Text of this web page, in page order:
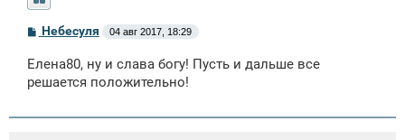
С
б
щ
и
Небесуля 04 авг 2017, 18:29
Елена80, ну и слава богу! Пусть и дальше все
решается положительно!